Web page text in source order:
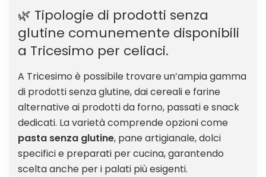
🌿 Tipologie di prodotti senza
glutine comunemente disponibili
a Tricesimo per celiaci.
A Tricesimo è possibile trovare un’ampia gamma
di prodotti senza glutine, dai cereali e farine
alternative ai prodotti da forno, passati e snack
dedicati. La varietà comprende opzioni come
pasta senza glutine, pane artigianale, dolci
specifici e preparati per cucina, garantendo
scelta anche per i palati più esigenti.